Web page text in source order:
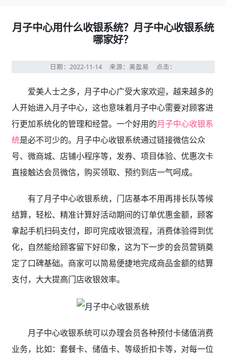
月子中心用什么收银系统？月子中心收银系统
哪家好？
日期：2022-11-14 来源：美盈易 点击：
爱美人士之多，月子中心广受大家欢迎，越来越多的
人开始进入月子中心，这也意味着月子中心需要对顾客进
行更加系统化的管理和经营。一个好用的月子中心收银系
统是必不可少的。月子中心收银系统通过链接微信公众
号、微商城、店铺小程序等，发券、项目体验、优惠次卡
直接触达会员微信，购买领取、预约到店一气呵成。
有了月子中心收银系统，门店基本不用再排长队等候
结算，轻松、精准计算好活动期间的订单优惠金额，顾客
拿起手机扫码支付，即可完成收银流程，消费体验得到优
化，自然能给顾客留下好印象，这为下一步的会员营销奠
定了口碑基础。商家可以简易便捷地完成商品金额的结算
支付，大大提高门店收银效率。
月子中心收银系统可以办理会员各种预付卡储值消费
业务，比如：套餐卡、储值卡、等级折扣卡等，对每一位